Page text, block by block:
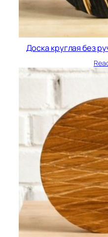
Доска круглая без